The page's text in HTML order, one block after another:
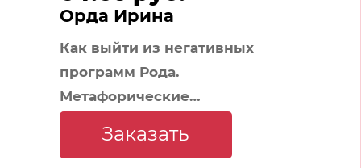
Орда Ирина
Как выйти из негативных
программ Рода.
Метафорические
Заказать